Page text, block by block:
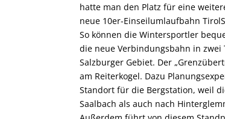
hatte man den Platz für eine
neue 10er-Einseilumlaufbahn
So können die Wintersportler
die neue Verbindungsbahn in zwei
Salzburger Gebiet. Der
am Reiterkogel. Dazu
Standort für die Bergstation, weil
Saalbach als auch nach